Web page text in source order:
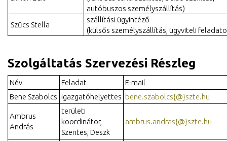
autóbuszos személyszállítás)
Szűcs Stella
szállítási ügyintéző
(külsős személyszállítás, ügyviteli
Szolgáltatás Szervezési Részleg
Név Feladat
E-mail
Bene Szabolcs igazgatóhelyettes bene.szabolcs{@}szte.hu
Ambrus
András
területi
koordinátor,
Szentes, Deszk
ambrus.andras{@}szte.hu